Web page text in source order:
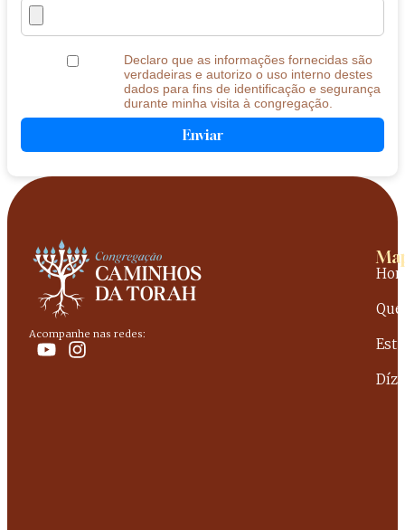
Declaro que as informações fornecidas são
verdadeiras e autorizo o uso interno destes
dados para fins de identificação e segurança
durante minha visita à congregação.
Enviar
Acompanhe nas redes: